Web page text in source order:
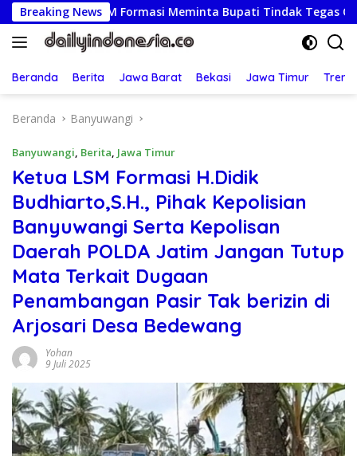
Langsung
ke
konten
Breaking News
LSM Formasi Meminta Bupati Tindak Tegas Oknum
Beranda Berita Jawa Barat Bekasi Jawa Timur
Beranda Banyuwangi
Banyuwangi, Berita, Jawa Timur
Ketua LSM Formasi H.Didik
Budhiarto,S.H., Pihak Kepolisian
Banyuwangi Serta Kepolisan
Daerah POLDA Jatim Jangan Tutup
Mata Terkait Dugaan
Penambangan Pasir Tak berizin di
Arjosari Desa Bedewang
Yohan
9 Juli 2025